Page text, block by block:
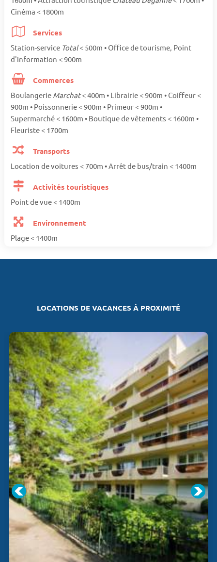
Cinéma < 1800m
Services
Station-service Total< 500m • Office de tourisme, Point
d'information < 900m
Commerces
Boulangerie Marchat< 400m • Librairie < 900m • Coiffeur <
900m • Poissonnerie < 900m • Primeur < 900m •
Supermarché < 1600m • Boutique de vêtements < 1600m •
Fleuriste < 1700m
Transports
Location de voitures < 700m • Arrêt de bus/train < 1400m
Activités touristiques
Point de vue < 1400m
Environnement
Plage < 1400m
LOCATIONS DE VACANCES À PROXIMITÉ